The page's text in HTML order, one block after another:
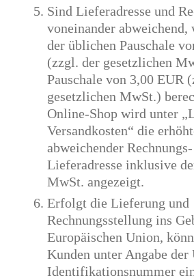
Sind Lieferadresse und
voneinander abweichend,
der üblichen Pauschale
(zzgl. der gesetzlichen
Pauschale von 3,00 EUR
gesetzlichen MwSt.)
Online-Shop wird unter
Versandkosten“ die
abweichender
Lieferadresse inklusive
MwSt. angezeigt.
Erfolgt die Lieferung und
Rechnungsstellung ins
Europäischen Union,
Kunden unter Angabe der
Identifikationsnummer